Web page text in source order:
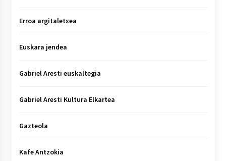
Erroa argitaletxea
Euskara jendea
Gabriel Aresti euskaltegia
Gabriel Aresti Kultura Elkartea
Gazteola
Kafe Antzokia